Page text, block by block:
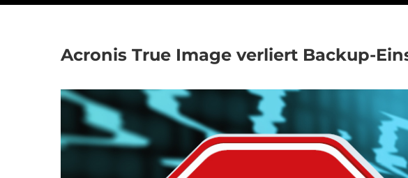
SCHLAGWORT:
Acronis True Image verliert Backup-